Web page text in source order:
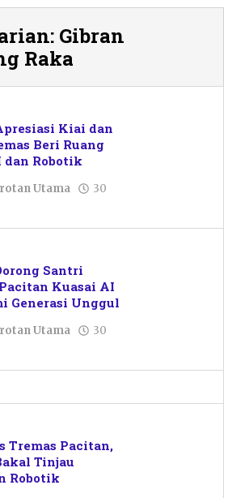
Gibran
Raka
Kiai dan
Beri Ruang
dan Robotik
Utama
30
Santri
Kuasai AI
Generasi Unggul
Utama
30
Tremas Pacitan,
Tinjau
Robotik